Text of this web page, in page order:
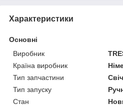
Характеристики
Основні
Виробник
Країна виробник
Тип запчастини
Тип запуску
Стан